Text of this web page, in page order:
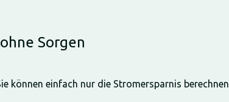
Sorgen
können einfach nur die Stromersparnis berechnen